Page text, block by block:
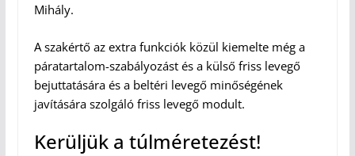
Mihály.
A szakértő az extra funkciók közül kiemelte még a
páratartalom-szabályozást és a külső friss levegő
bejuttatására és a beltéri levegő minőségének
javítására szolgáló friss levegő modult.
Kerüljük a túlméretezést!